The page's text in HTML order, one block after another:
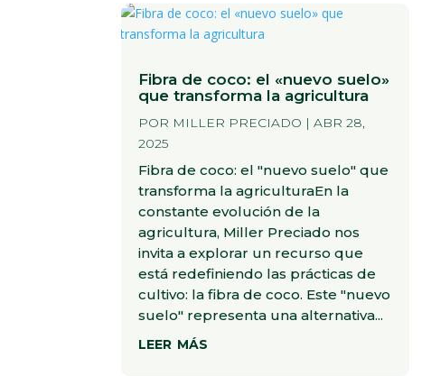
Fibra de coco: el «nuevo suelo»
que transforma la agricultura
POR MILLER PRECIADO |ABR 28,
2025
Fibra de coco: el "nuevo suelo" que
transforma la agriculturaEn la
constante evolución de la
agricultura, Miller Preciado nos
invita a explorar un recurso que
está redefiniendo las prácticas de
cultivo: la fibra de coco. Este "nuevo
suelo" representa una alternativa...
leer más